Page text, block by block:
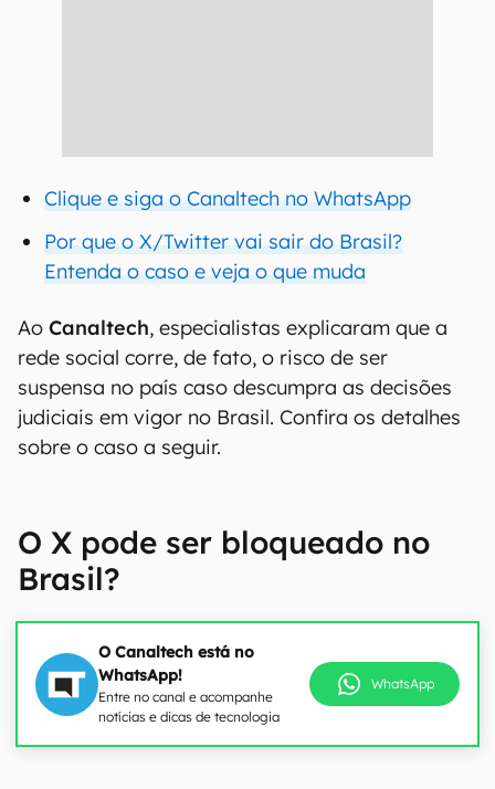
Clique e siga o Canaltech no WhatsApp
Por que o X/Twitter vai sair do Brasil?
Entenda o caso e veja o que muda
Ao Canaltech, especialistas explicaram que a
rede social corre, de fato, o risco de ser
suspensa no país caso descumpra as decisões
judiciais em vigor no Brasil. Confira os detalhes
sobre o caso a seguir.
O X pode ser bloqueado no
Brasil?
O Canaltech está no
WhatsApp!
Entre no canal e acompanhe
notícias e dicas de tecnologia
WhatsApp